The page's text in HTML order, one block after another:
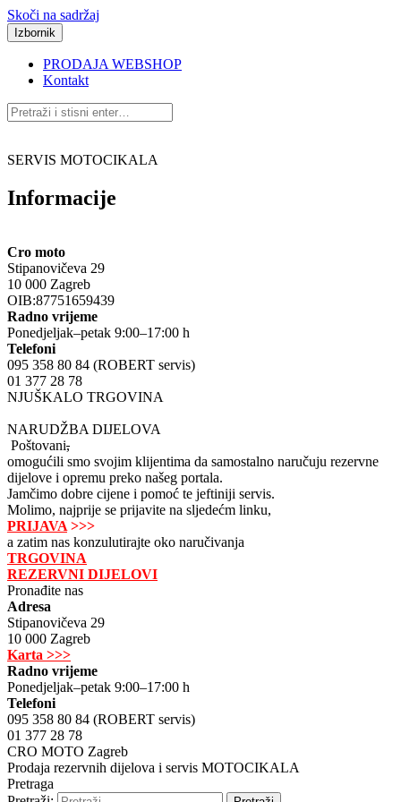
Skoči na sadržaj
Izbornik
PRODAJA WEBSHOP
Kontakt
SERVIS MOTOCIKALA
Informacije
Cro moto
Stipanovičeva 29
10 000 Zagreb
OIB:87751659439
Radno vrijeme
Ponedjeljak–petak 9:00–17:00 h
Telefoni
095 358 80 84 (ROBERT servis)
01 377 28 78
NJUŠKALO TRGOVINA
NARUDŽBA DIJELOVA
Poštovani,
omogućili smo svojim klijentima da samostalno naručuju rezervne
dijelove i opremu preko našeg portala.
Jamčimo dobre cijene i pomoć te jeftiniji servis.
Molimo, najprije se prijavite na sljedećm linku,
PRIJAVA >>>
a zatim nas konzulutirajte oko naručivanja
TRGOVINA
REZERVNI DIJELOVI
Pronađite nas
Adresa
Stipanovičeva 29
10 000 Zagreb
Karta >>>
Radno vrijeme
Ponedjeljak–petak 9:00–17:00 h
Telefoni
095 358 80 84 (ROBERT servis)
01 377 28 78
CRO MOTO Zagreb
Prodaja rezervnih dijelova i servis MOTOCIKALA
Pretraga